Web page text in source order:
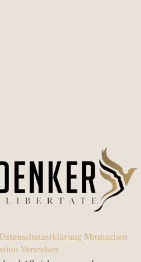
Datenschutzerklärung Mitmachen
Verstehen